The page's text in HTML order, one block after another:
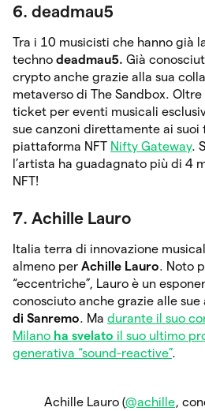
6. deadmau5
Tra i 10 musicisti che hanno già
techno deadmau5. Già
crypto anche grazie alla sua
metaverso di The Sandbox.
ticket per eventi musicali
sue canzoni direttamente ai suoi
piattaforma NFT Nifty Gateway.
l’artista ha guadagnato più di 4
NFT!
7. Achille Lauro
Italia terra di innovazione
almeno per Achille Lauro. Noto
“eccentriche”, Lauro è un
conosciuto anche grazie alle sue
di Sanremo. Ma durante il suo
Milano ha svelato il suo ultimo
generativa “sound-reactive”.
Achille Lauro (@achille,